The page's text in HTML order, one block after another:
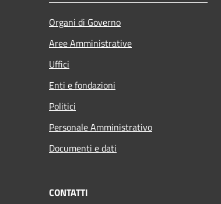
Organi di Governo
Aree Amministrative
Uffici
Enti e fondazioni
Politici
Personale Amministrativo
Documenti e dati
CONTATTI